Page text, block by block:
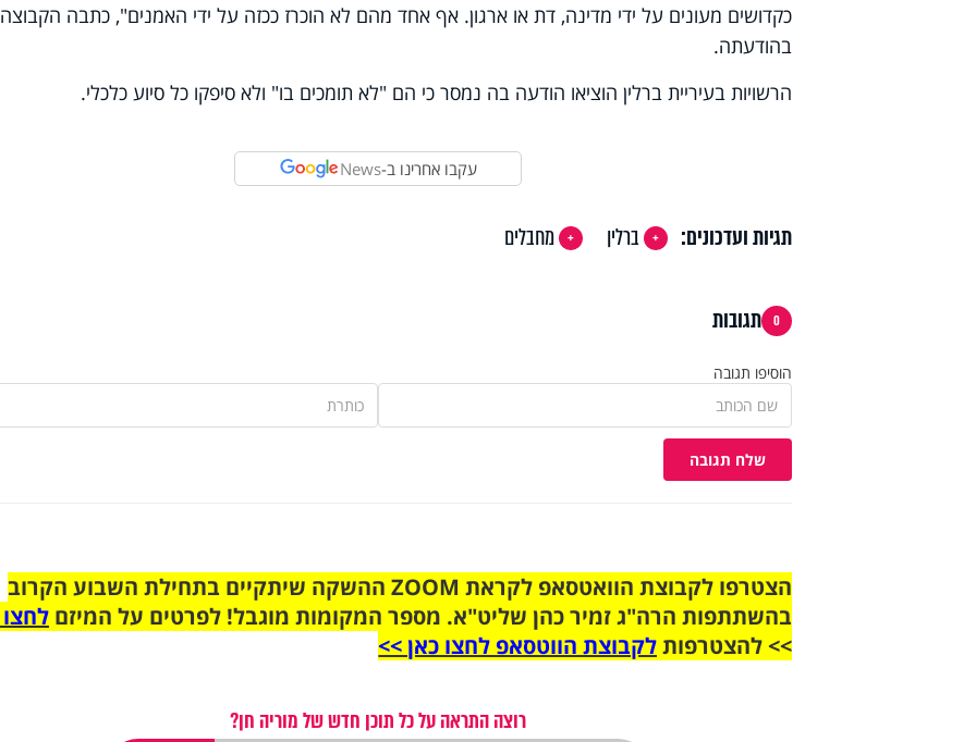
כקדושים מעונים על ידי מדינה, דת או ארגון. אף אחד מהם לא הוכרז ככזה על ידי האמנים", כתבה הקבוצה
בהודעתה.
הרשויות בעיריית ברלין הוציאו הודעה בה נמסר כי הם "לא תומכים בו" ולא סיפקו כל סיוע כלכלי.
עקבו אחרינו ב-News
תגיות ועדכונים: ברלין מחבלים
0 תגובות
הוסיפו תגובה
שלח תגובה
הצטרפו לקבוצת הוואטסאפ לקראת ZOOM ההשקה שיתקיים בתחילת השבוע הקרוב
בהשתתפות הרה"ג זמיר כהן שליט"א. מספר המקומות מוגבל! לפרטים על המיזם
>> להצטרפותלקבוצת הווטסאפ לחצו כאן >>
רוצה התראה על כל תוכן חדש של מוריה חן?